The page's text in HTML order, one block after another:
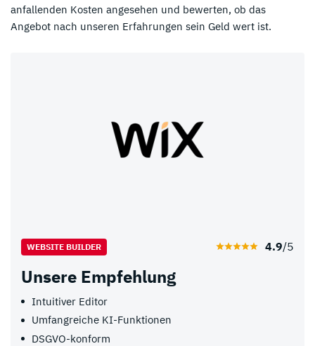
anfallenden Kosten angesehen und bewerten, ob das
Angebot nach unseren Erfahrungen sein Geld wert ist.
WEBSITE BUILDER 4.9/5
Unsere Empfehlung
Intuitiver Editor
Umfangreiche KI-Funktionen
DSGVO-konform